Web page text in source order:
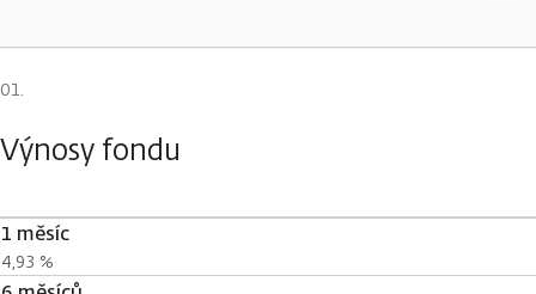
Výnosy fondu
1 měsíc
4,93 %